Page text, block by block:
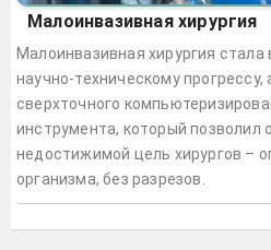
Малоинвазивная хирургия
Малоинвазивная хирургия
научно-техническому прогрессу,
сверхточного
инструмента, который позволил
недостижимой цель хирургов –
организма, без разрезов.